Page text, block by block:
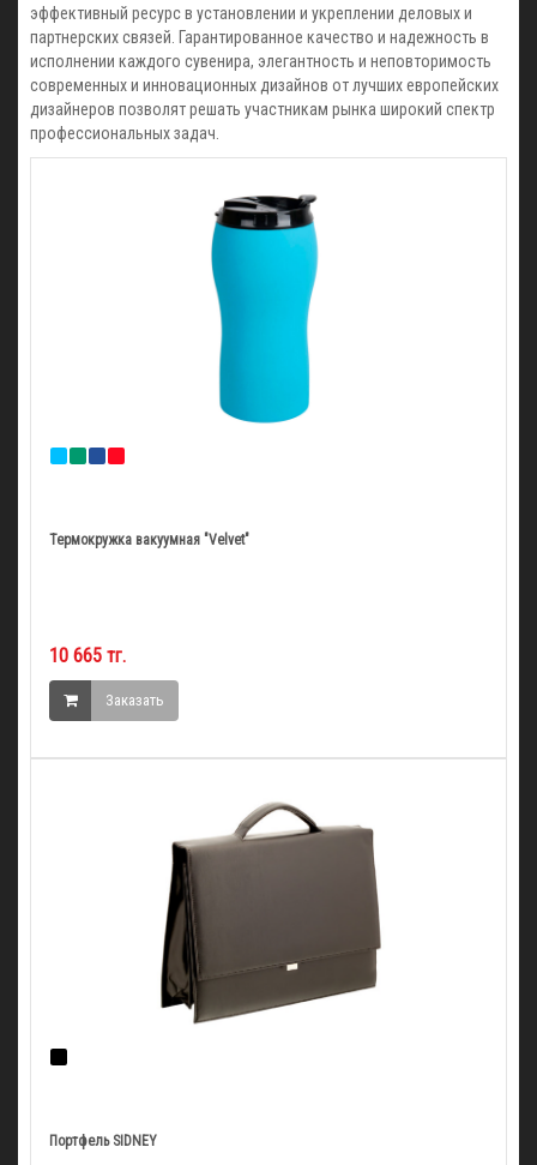
эффективный ресурс в установлении и укреплении деловых и
партнерских связей. Гарантированное качество и надежность в
исполнении каждого сувенира, элегантность и неповторимость
современных и инновационных дизайнов от лучших европейских
дизайнеров позволят решать участникам рынка широкий спектр
профессиональных задач.
Термокружка вакуумная "Velvet"
10 665 тг.
Заказать
Портфель SIDNEY